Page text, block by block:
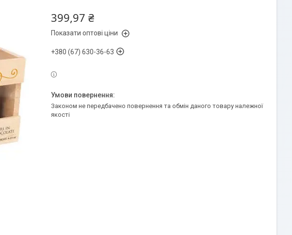
399,97 ₴
Показати оптові ціни
+380 (67) 630-36-63
Законом не передбачено повернення та обмін даного товару належної
якості